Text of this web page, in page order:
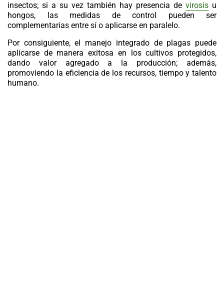
insectos; si a su vez también hay presencia de virosis u
hongos, las medidas de control pueden ser
complementarias entre sí o aplicarse en paralelo.
Por consiguiente, el manejo integrado de plagas puede
aplicarse de manera exitosa en los cultivos protegidos,
dando valor agregado a la producción; además,
promoviendo la eficiencia de los recursos, tiempo y talento
humano.